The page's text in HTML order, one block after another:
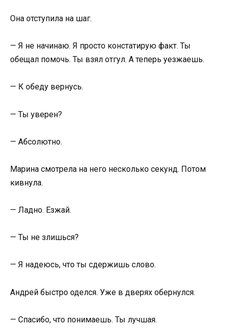
Она отступила на шаг.
— Я не начинаю. Я просто констатирую факт. Ты
обещал помочь. Ты взял отгул. А теперь уезжаешь.
— К обеду вернусь.
— Ты уверен?
— Абсолютно.
Марина смотрела на него несколько секунд. Потом
кивнула.
— Ладно. Езжай.
— Ты не злишься?
— Я надеюсь, что ты сдержишь слово.
Андрей быстро оделся. Уже в дверях обернулся.
— Спасибо, что понимаешь. Ты лучшая.